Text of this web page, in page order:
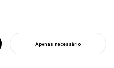
primárias impressas/digitais em
sistema visual de ponta.
Apenas necessário